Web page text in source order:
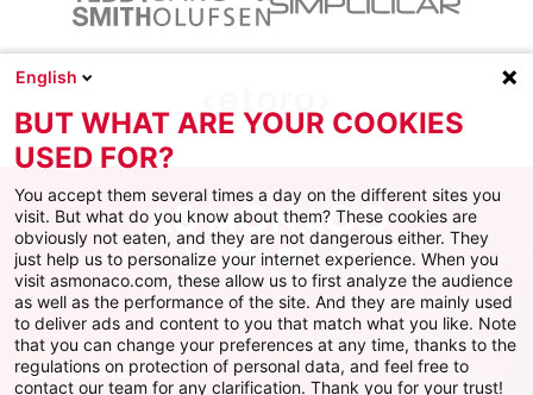
Facebook
X Instagram
YoutubeTikTokTwitch
AS MONACO
English
BUT WHAT ARE YOUR COOKIES
USED FOR?
You accept them several times a day on the different sites you
visit. But what do you know about them? These cookies are
obviously not eaten, and they are not dangerous either. They
just help us to personalize your internet experience. When you
visit asmonaco.com, these allow us to first analyze the audience
as well as the performance of the site. And they are mainly used
to deliver ads and content to you that match what you like. Note
that you can change your preferences at any time, thanks to the
regulations on protection of personal data, and feel free to
contact our team for any clarification. Thank you for your trust!